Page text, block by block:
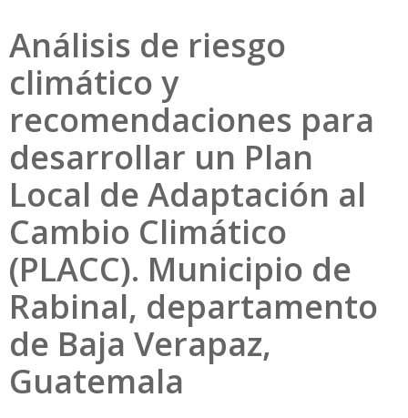
Análisis de riesgo
climático y
recomendaciones para
desarrollar un Plan
Local de Adaptación al
Cambio Climático
(PLACC). Municipio de
Rabinal, departamento
de Baja Verapaz,
Guatemala